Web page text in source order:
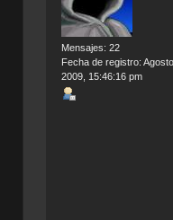
Mensajes: 22
Fecha de registro:
2009, 15:46:16 pm